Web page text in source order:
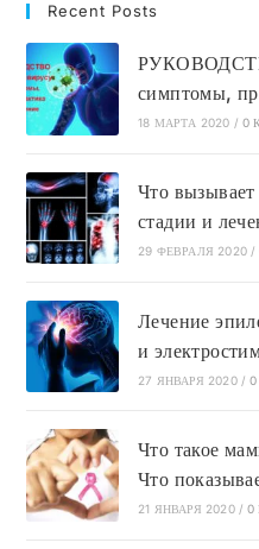
Recent Posts
симптомы,
18 МАРТА 2020 / 0
Что
стадии и
29 ФЕВРАЛЯ 2020 /
Лечение
и
27 ЯНВАРЯ 2020 /
Что такое
Что
21 ЯНВАРЯ 2020 / 0